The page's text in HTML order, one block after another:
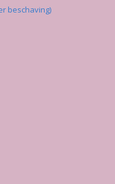
beschaving)